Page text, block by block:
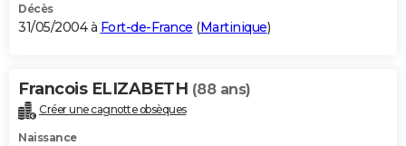
Décès
31/05/2004 à Fort-de-France (Martinique)
Francois ELIZABETH (88 ans)
Créer une cagnotte obsèques
Naissance